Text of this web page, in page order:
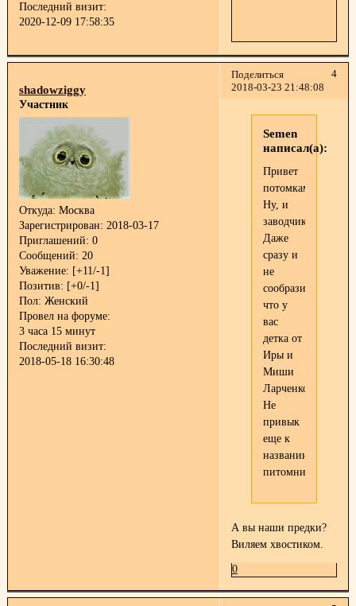
Последний визит:
2020-12-09 17:58:35
Поделиться
4
2018-03-23 21:48:08
shadowziggy
Участник
Откуда: Москва
Зарегистрирован: 2018-03-17
Приглашений: 0
Сообщений: 20
Уважение: [+11/-1]
Позитив: [+0/-1]
Пол: Женский
Провел на форуме:
3 часа 15 минут
Последний визит:
2018-05-18 16:30:48
Semen
написал(а):
Привет
потомкам!
Ну, и
заводчикам
Даже
сразу и
не
сообразил,
что у
вас
детка от
Иры и
Миши
Ларченко
Не
привык
еще к
названию
питомника
А вы наши предки?
Виляем хвостиком.
0